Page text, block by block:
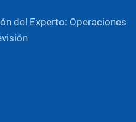
del Experto: Operaciones